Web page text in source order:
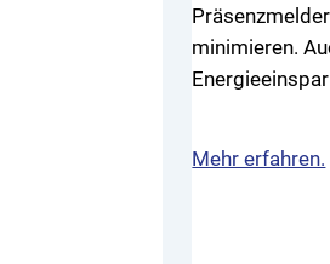
minimieren.
Mehr erfahren.